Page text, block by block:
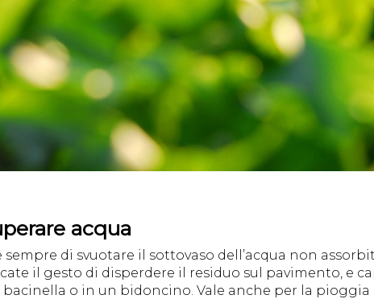
acqua
sempre di svuotare il sottovaso dell’acqua non
il gesto di disperdere il residuo sul pavimento, e
o in un bidoncino. Vale anche per la pioggia